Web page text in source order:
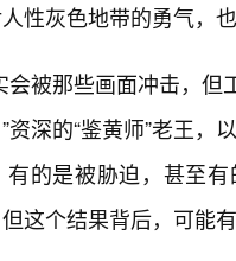
性灰色地带的勇气，
会被那些画面冲击，
资深的“鉴黄师”老王
的是被胁迫，甚至
这个结果背后，可能